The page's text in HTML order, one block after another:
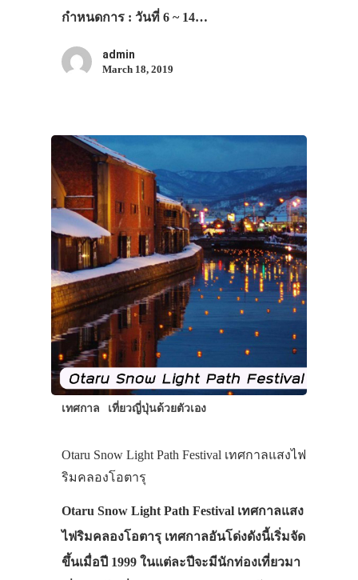
กำหนดการ : วันที่ 6 ~ 14…
admin
March 18, 2019
เทศกาล เที่ยวญี่ปุ่นด้วยตัวเอง
Otaru Snow Light Path Festival เทศกาลแสงไฟ
ริมคลองโอตารุ
Otaru Snow Light Path Festival เทศกาลแสง
ไฟริมคลองโอตารุ เทศกาลอันโด่งดังนี้เริ่มจัด
ขึ้นเมื่อปี 1999 ในแต่ละปีจะมีนักท่องเที่ยวมา